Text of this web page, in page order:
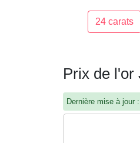
24 carats
Prix de l'or
Dernière mise à jour